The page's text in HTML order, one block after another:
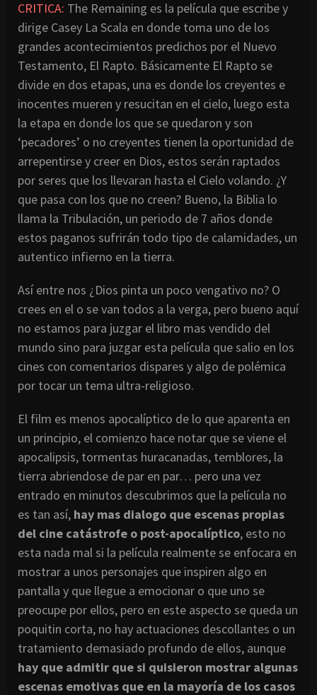
CRITICA: The Remaining es la película que escribe y
dirige Casey La Scala en donde toma uno de los
grandes acontecimientos predichos por el Nuevo
Testamento, El Rapto. Básicamente El Rapto se
divide en dos etapas, una es donde los creyentes e
inocentes mueren y resucitan en el cielo, luego esta
la etapa en donde los que se quedaron y son
‘pecadores’ o no creyentes tienen la oportunidad de
arrepentirse y creer en Dios, estos serán raptados
por seres que los llevaran hasta el Cielo volando. ¿Y
que pasa con los que no creen? Bueno, la Biblia lo
llama la Tribulación, un periodo de 7 años donde
estos paganos sufrirán todo tipo de calamidades, un
autentico infierno en la tierra.
Así entre nos ¿Dios pinta un poco vengativo no? O
crees en el o se van todos a la verga, pero bueno aquí
no estamos para juzgar el libro mas vendido del
mundo sino para juzgar esta película que salio en los
cines con comentarios dispares y algo de polémica
por tocar un tema ultra-religioso.
El film es menos apocalíptico de lo que aparenta en
un principio, el comienzo hace notar que se viene el
apocalipsis, tormentas huracanadas, temblores, la
tierra abriendose de par en par… pero una vez
entrado en minutos descubrimos que la película no
es tan así, hay mas dialogo que escenas propias
del cine catástrofe o post-apocalíptico, esto no
esta nada mal si la película realmente se enfocara en
mostrar a unos personajes que inspiren algo en
pantalla y que llegue a emocionar o que uno se
preocupe por ellos, pero en este aspecto se queda un
poquitin corta, no hay actuaciones descollantes o un
tratamiento demasiado profundo de ellos, aunque
hay que admitir que si quisieron mostrar algunas
escenas emotivas que en la mayoría de los casos